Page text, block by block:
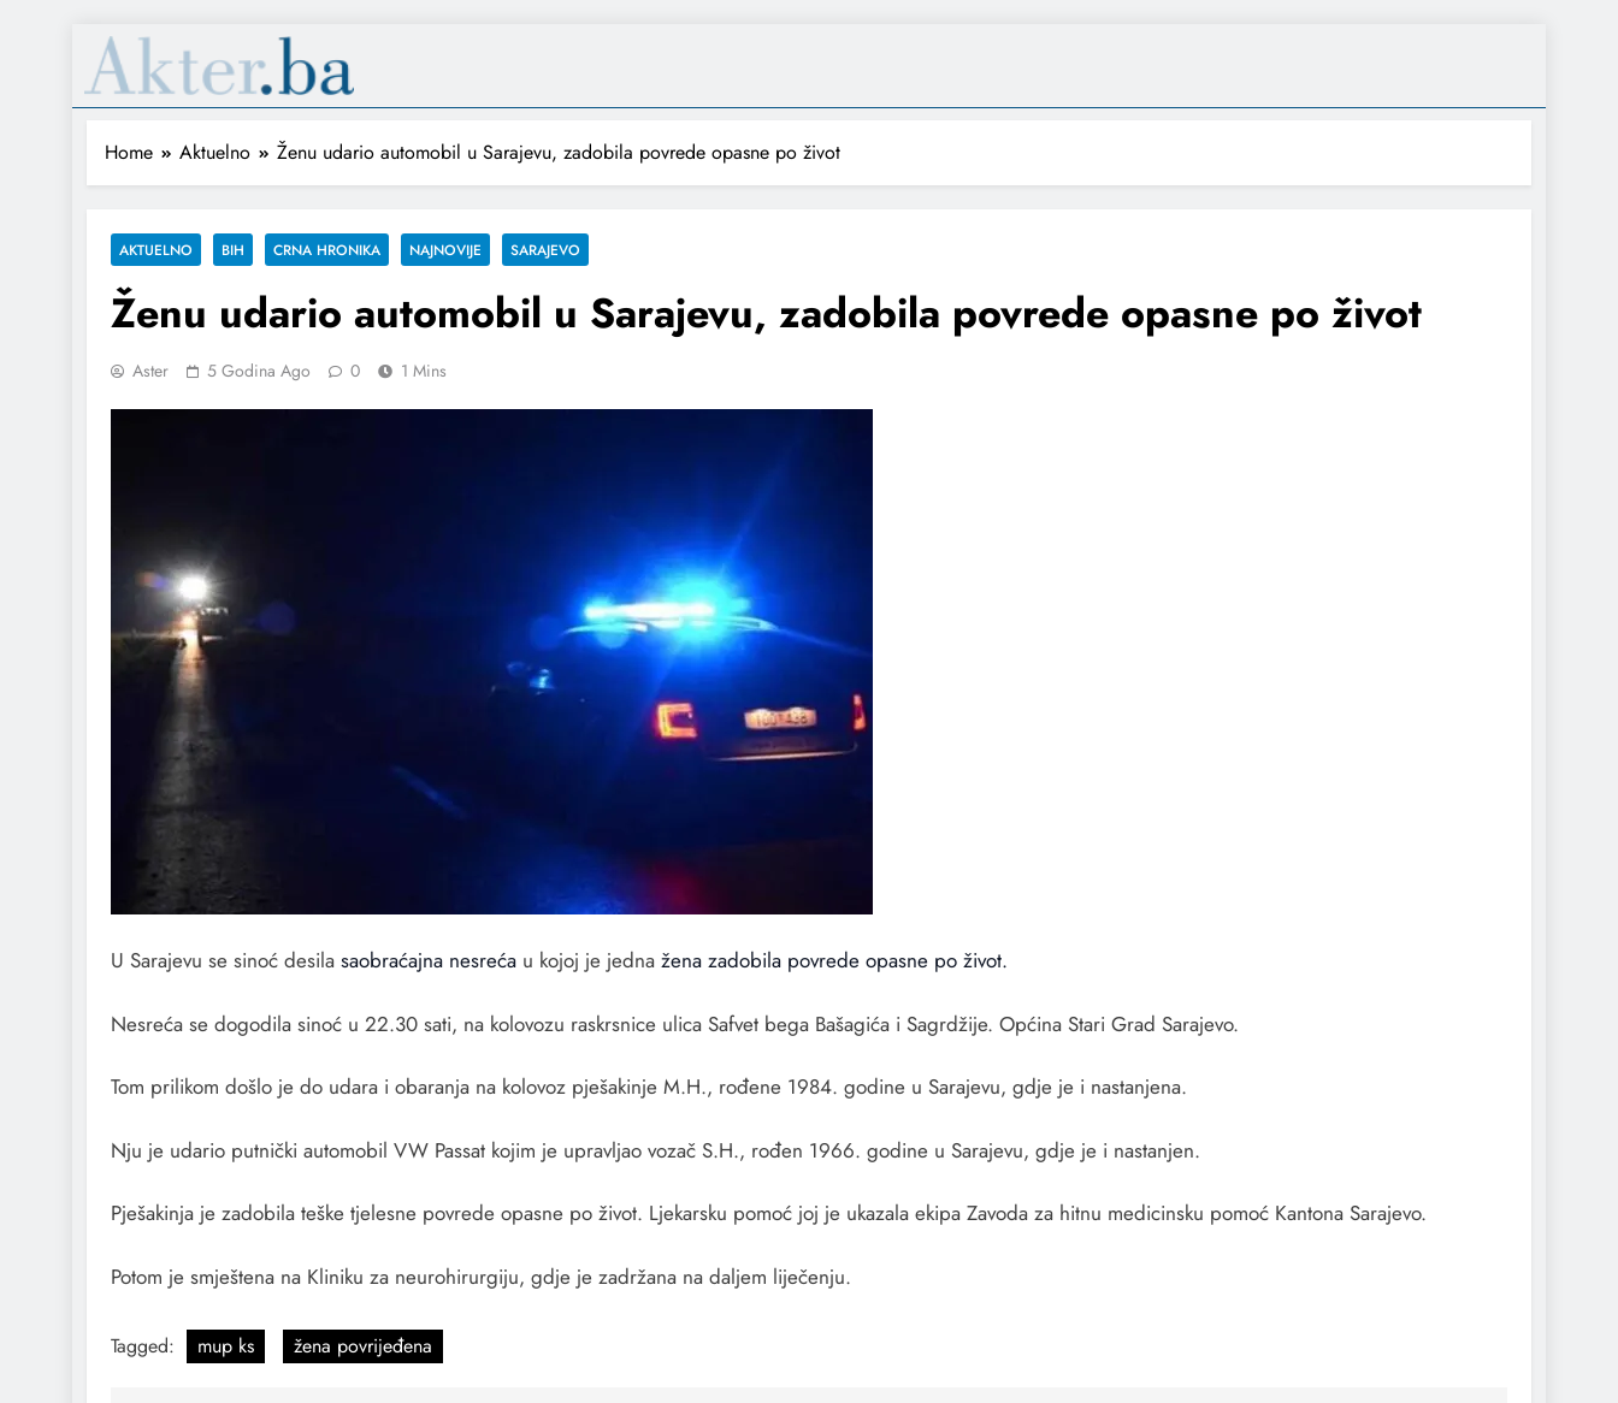
Home Aktuelno Ženu udario automobil u Sarajevu, zadobila povrede opasne po život
AKTUELNO BIH CRNA HRONIKA NAJNOVIJE SARAJEVO
Ženu udario automobil u Sarajevu, zadobila povrede opasne po život
Aster 5 Godina Ago 0 1 Mins
U Sarajevu se sinoć desila saobraćajna nesreća u kojoj je jedna žena zadobila povrede opasne po život.
Nesreća se dogodila sinoć u 22.30 sati, na kolovozu raskrsnice ulica Safvet bega Bašagića i Sagrdžije. Općina Stari Grad Sarajevo.
Tom prilikom došlo je do udara i obaranja na kolovoz pješakinje M.H., rođene 1984. godine u Sarajevu, gdje je i nastanjena.
Nju je udario putnički automobil VW Passat kojim je upravljao vozač S.H., rođen 1966. godine u Sarajevu, gdje je i nastanjen.
Pješakinja je zadobila teške tjelesne povrede opasne po život. Ljekarsku pomoć joj je ukazala ekipa Zavoda za hitnu medicinsku pomoć Kantona Sarajevo.
Potom je smještena na Kliniku za neurohirurgiju, gdje je zadržana na daljem liječenju.
Tagged: mup ks žena povrijeđena